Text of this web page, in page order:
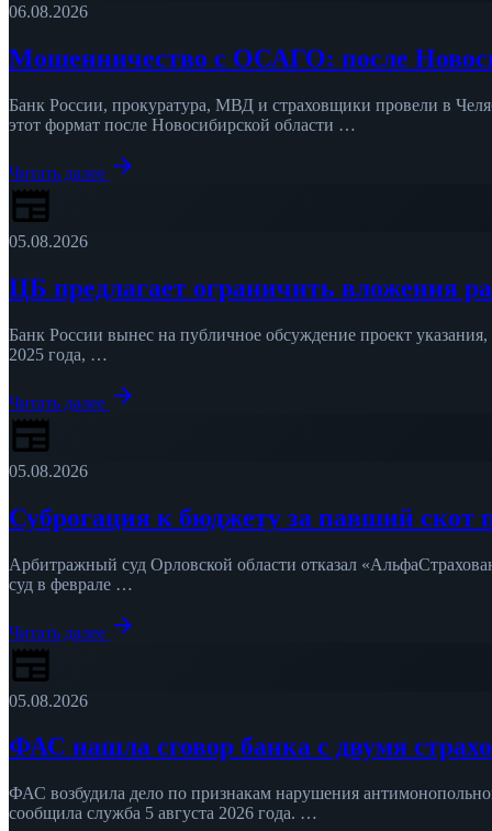
06.08.2026
Мошенничество с ОСАГО: после
Банк России, прокуратура, МВД и страховщики провели в
этот формат после Новосибирской области …
Читать далее arrow_forward
newspaper
05.08.2026
ЦБ предлагает ограничить вложения
Банк России вынес на публичное обсуждение проект
2025 года, …
Читать далее arrow_forward
newspaper
05.08.2026
Суброгация к бюджету за павший скот
Арбитражный суд Орловской области отказал
суд в феврале …
Читать далее arrow_forward
newspaper
05.08.2026
ФАС нашла сговор банка с двумя
ФАС возбудила дело по признакам нарушения
сообщила служба 5 августа 2026 года. …